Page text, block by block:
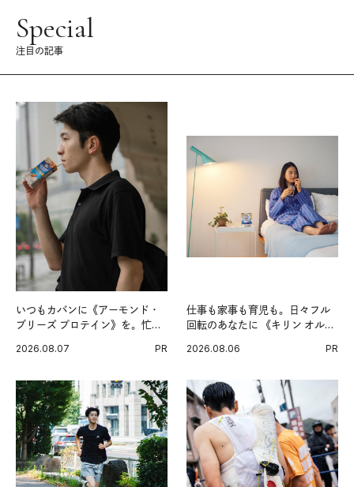
Special
注目の記事
いつもカバンに《アーモンド・
ブリーズ プロテイン》を。忙し
グ習慣。
2026.08.07 PR
仕事も家事も育児も。日々フル
回転のあなたに 《キリン オルニ
2026.08.06 PR